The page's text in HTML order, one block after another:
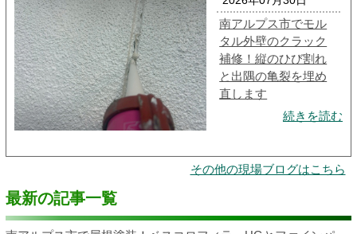
南アルプス市でモル
タル外壁のクラック
補修！縦のひび割れ
と出隅の亀裂を埋め
直します
続きを読む
その他の現場ブログはこちら
最新の記事一覧